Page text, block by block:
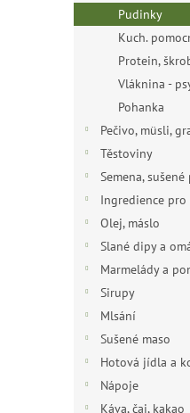
e
Pudinky
Kuch.
Protein,
Vláknina -
Pohanka
Pečivo, müsli,
Těstoviny
Semena,
Ingredience
Olej, máslo
Slané dipy a
Marmelády a
Sirupy
Mlsání
Sušené maso
Hotová jídla a
Nápoje
Káva, čaj, kakao